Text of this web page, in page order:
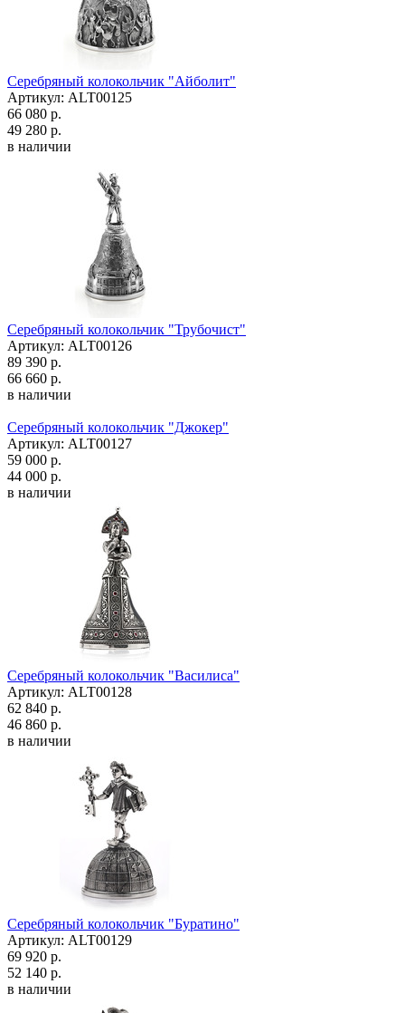
Серебряный колокольчик "Айболит"
Артикул: ALT00125
66 080 р.
49 280 р.
в наличии
Серебряный колокольчик "Трубочист"
Артикул: ALT00126
89 390 р.
66 660 р.
в наличии
Серебряный колокольчик "Джокер"
Артикул: ALT00127
59 000 р.
44 000 р.
в наличии
Серебряный колокольчик "Василиса"
Артикул: ALT00128
62 840 р.
46 860 р.
в наличии
Серебряный колокольчик "Буратино"
Артикул: ALT00129
69 920 р.
52 140 р.
в наличии